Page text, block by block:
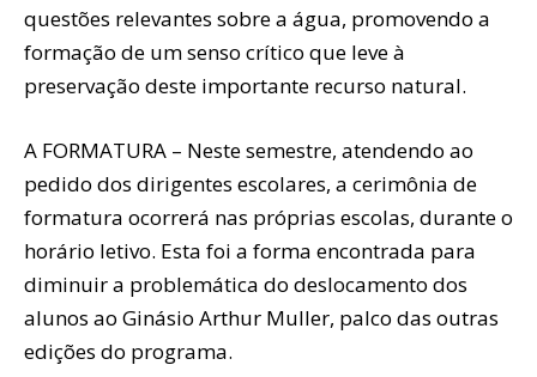
questões relevantes sobre a água, promovendo a
formação de um senso crítico que leve à
preservação deste importante recurso natural.
A FORMATURA – Neste semestre, atendendo ao
pedido dos dirigentes escolares, a cerimônia de
formatura ocorrerá nas próprias escolas, durante o
horário letivo. Esta foi a forma encontrada para
diminuir a problemática do deslocamento dos
alunos ao Ginásio Arthur Muller, palco das outras
edições do programa.